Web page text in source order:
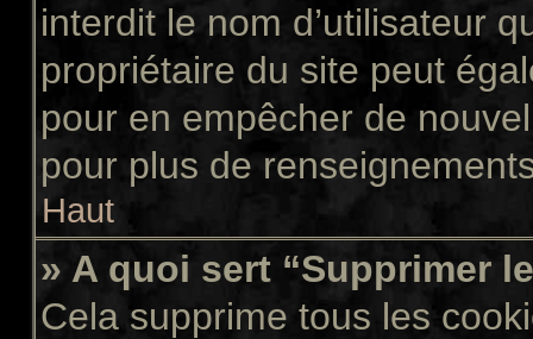
interdit le nom d’utilisateur
propriétaire du site peut
pour en empêcher de
pour plus de
Haut
» A quoi sert “Supprimer
Cela supprime tous les